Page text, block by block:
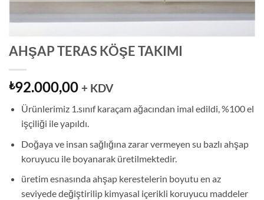
AHŞAP TERAS KÖŞE TAKIMI
₺92.000,00 + KDV
Ürünlerimiz 1.sınıf karaçam ağacından imal edildi, %100 el
işçiliği ile yapıldı.
Doğaya ve insan sağlığına zarar vermeyen su bazlı ahşap
koruyucu ile boyanarak üretilmektedir.
üretim esnasında ahşap kerestelerin boyutu en az
seviyede değiştirilip kimyasal içerikli koruyucu maddeler